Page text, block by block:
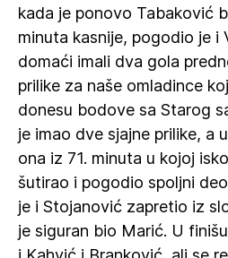
kada je ponovo Tabaković
minuta kasnije, pogodio je i
domaći imali dva gola
prilike za naše omladince
donesu bodove sa Starog
je imao dve sjajne prilike, a
ona iz 71. minuta u kojoj
šutirao i pogodio spoljni
je i Stojanović zapretio iz
je siguran bio Marić. U